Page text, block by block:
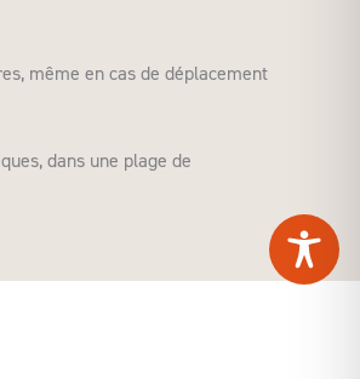
même en cas de déplacement
dans une plage de